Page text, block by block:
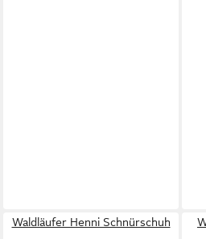
Waldläufer Henni Schnürschuh